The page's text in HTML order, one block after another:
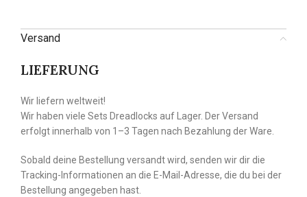
Versand
LIEFERUNG
Wir liefern weltweit!
Wir haben viele Sets Dreadlocks auf Lager. Der Versand
erfolgt innerhalb von 1–3 Tagen nach Bezahlung der Ware.
Sobald deine Bestellung versandt wird, senden wir dir die
Tracking-Informationen an die E-Mail-Adresse, die du bei der
Bestellung angegeben hast.